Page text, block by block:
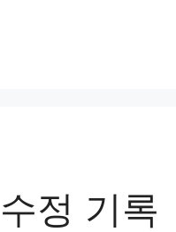
정 기록